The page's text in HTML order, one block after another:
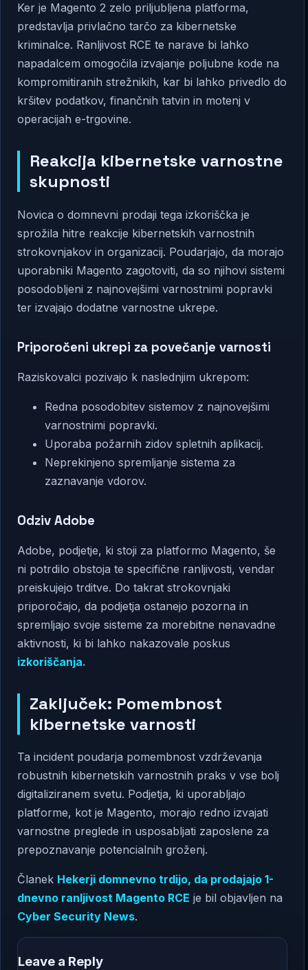
Ker je Magento 2 zelo priljubljena platforma,
predstavlja privlačno tarčo za kibernetske
kriminalce. Ranljivost RCE te narave bi lahko
napadalcem omogočila izvajanje poljubne kode na
kompromitiranih strežnikih, kar bi lahko privedlo do
kršitev podatkov, finančnih tatvin in motenj v
operacijah e-trgovine.
Reakcija kibernetske varnostne
skupnosti
Novica o domnevni prodaji tega izkoriščka je
sprožila hitre reakcije kibernetskih varnostnih
strokovnjakov in organizacij. Poudarjajo, da morajo
uporabniki Magento zagotoviti, da so njihovi sistemi
posodobljeni z najnovejšimi varnostnimi popravki
ter izvajajo dodatne varnostne ukrepe.
Priporočeni ukrepi za povečanje varnosti
Raziskovalci pozivajo k naslednjim ukrepom:
Redna posodobitev sistemov z najnovejšimi
varnostnimi popravki.
Uporaba požarnih zidov spletnih aplikacij.
Neprekinjeno spremljanje sistema za
zaznavanje vdorov.
Odziv Adobe
Adobe, podjetje, ki stoji za platformo Magento, še
ni potrdilo obstoja te specifične ranljivosti, vendar
preiskujejo trditve. Do takrat strokovnjaki
priporočajo, da podjetja ostanejo pozorna in
spremljajo svoje sisteme za morebitne nenavadne
aktivnosti, ki bi lahko nakazovale poskus
izkoriščanja.
Zaključek: Pomembnost
kibernetske varnosti
Ta incident poudarja pomembnost vzdrževanja
robustnih kibernetskih varnostnih praks v vse bolj
digitaliziranem svetu. Podjetja, ki uporabljajo
platforme, kot je Magento, morajo redno izvajati
varnostne preglede in usposabljati zaposlene za
prepoznavanje potencialnih groženj.
Članek Hekerji domnevno trdijo, da prodajajo 1-
dnevno ranljivost Magento RCE je bil objavljen na
Cyber Security News.
Leave a Reply